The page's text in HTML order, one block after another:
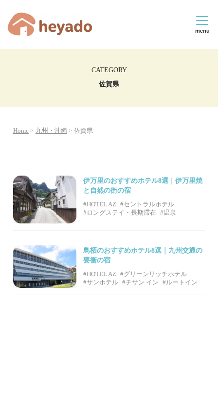
menu
CATEGORY
佐賀県
Home 九州・沖縄 佐賀県
伊万里のおすすめホテル8選｜伊万里焼
と自然の街の宿
#HOTEL AZ
#セントラルホテル
#ロングステイ・長期滞在
#温泉
鳥栖のおすすめホテル8選｜九州交通の
要衝の宿
#HOTEL AZ
#グリーンリッチホテル
#サンホテル #チサン イン #ルートイン